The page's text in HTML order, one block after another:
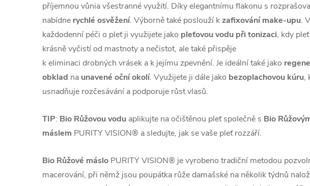
příjemnou vůnia všestranné využití. Díky elegantnímu flakonu s
nabídne rychlé osvěžení. Výborně také poslouží kzafixování make-upu. V
každodenní péči o pleť ji využijete jako pleťovou vodu při tonizaci, kdy
krásně vyčistí od mastnoty a nečistot, ale také přispěje
k eliminaci drobných vrásek a k jejímu zpevnění. Je ideální také jako
obklad na unavené oční okolí. Využijete ji dále jako bezoplachovou kúru,
usnadňuje rozčesávání a podporuje růst vlasů.
TIP: Bio Růžovou vodu aplikujte na očištěnou pleť společně s Bio
máslem PURITY VISION® a sledujte, jak se vaše pleť rozzáří.
Bio Růžové máslo PURITY VISION® je vyrobeno tradiční metodou
macerování, při němž jsou poupátka růže damašské na několik týdnů